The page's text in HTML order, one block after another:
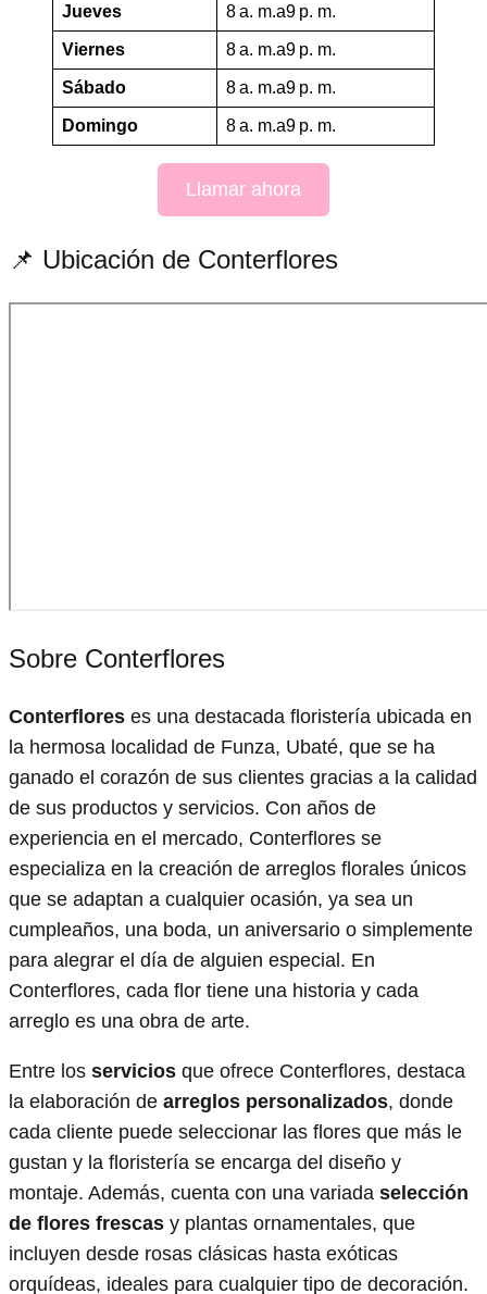
Jueves 8 a. m.a9 p. m.
Viernes 8 a. m.a9 p. m.
Sábado 8 a. m.a9 p. m.
Domingo 8 a. m.a9 p. m.
Llamar ahora
📌 Ubicación de Conterflores
Sobre Conterflores
Conterflores es una destacada floristería ubicada en
la hermosa localidad de Funza, Ubaté, que se ha
ganado el corazón de sus clientes gracias a la calidad
de sus productos y servicios. Con años de
experiencia en el mercado, Conterflores se
especializa en la creación de arreglos florales únicos
que se adaptan a cualquier ocasión, ya sea un
cumpleaños, una boda, un aniversario o simplemente
para alegrar el día de alguien especial. En
Conterflores, cada flor tiene una historia y cada
arreglo es una obra de arte.
Entre los servicios que ofrece Conterflores, destaca
la elaboración de arreglos personalizados, donde
cada cliente puede seleccionar las flores que más le
gustan y la floristería se encarga del diseño y
montaje. Además, cuenta con una variada selección
de flores frescas y plantas ornamentales, que
incluyen desde rosas clásicas hasta exóticas
orquídeas, ideales para cualquier tipo de decoración.